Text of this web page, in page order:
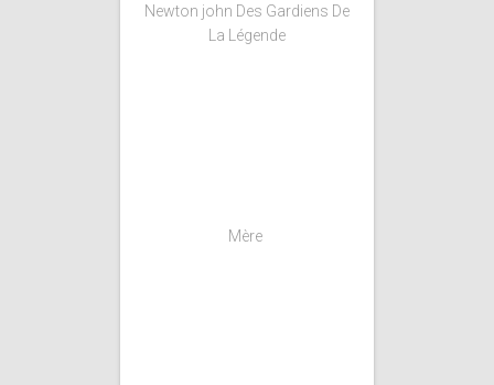
Newton john Des Gardiens De
La Légende
Mère